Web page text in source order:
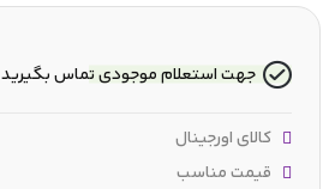
جهت استعلام موجودی تماس بگیرید
کالای اورجینال
قیمت مناسب